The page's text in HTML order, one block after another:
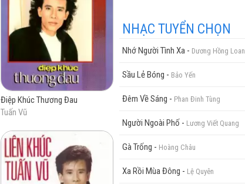
phí tuyến lượng
cao
Điệp Khúc Thương Đau
Tuấn Vũ
NHẠC TUYỂN CHỌN
Nhớ Người Tình Xa - Dương Hồng Loan
Sầu Lẻ Bóng - Bảo Yến
Đêm Về Sáng - Phan Đinh Tùng
Người Ngoài Phố - Lương Viết Quang
Gà Trống - Hoàng Châu
Xa Rồi Mùa Đông - Lệ Quyên